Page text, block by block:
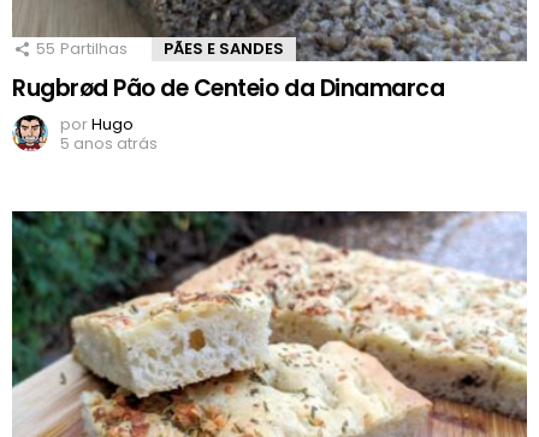
55 Partilhas PÃES E SANDES
Rugbrød Pão de Centeio da Dinamarca
porHugo
5 anos atrás